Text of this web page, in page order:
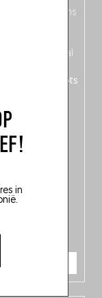
in
(Frans
– of is het
welke taal
hotspots